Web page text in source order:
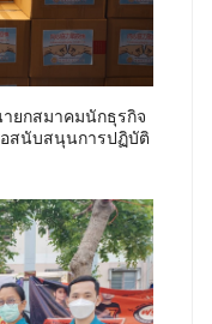
ยกสมาคมนักธุรกิจ
สนับสนุนการปฏิบัติ